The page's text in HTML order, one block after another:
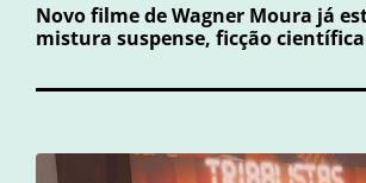
Novo filme de Wagner Moura já
mistura suspense, ficção